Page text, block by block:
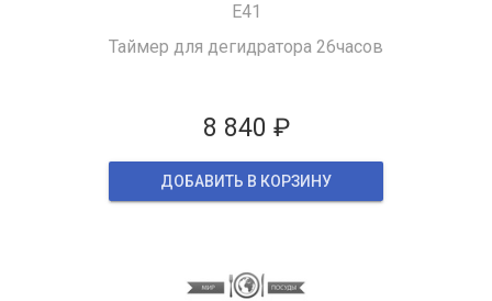
E41
Таймер для дегидратора 26часов
8 840 ₽
ДОБАВИТЬ В КОРЗИНУ